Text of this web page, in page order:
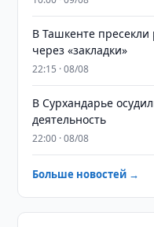
В Ташкенте пресекли
через «закладки»
22:15 · 08/08
В Сурхандарье
деятельность
22:00 · 08/08
Больше новостей →